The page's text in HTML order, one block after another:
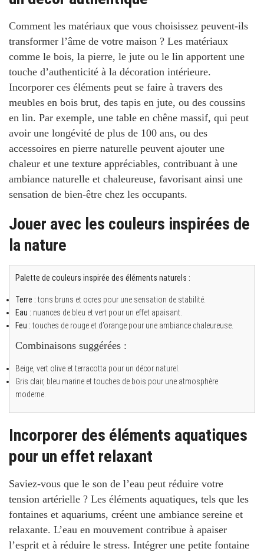
Comment les matériaux que vous choisissez peuvent-ils
transformer l’âme de votre maison ? Les matériaux
comme le bois, la pierre, le jute ou le lin apportent une
touche d’authenticité à la décoration intérieure.
Incorporer ces éléments peut se faire à travers des
meubles en bois brut, des tapis en jute, ou des coussins
en lin. Par exemple, une table en chêne massif, qui peut
avoir une longévité de plus de 100 ans, ou des
accessoires en pierre naturelle peuvent ajouter une
chaleur et une texture appréciables, contribuant à une
ambiance naturelle et chaleureuse, favorisant ainsi une
sensation de bien-être chez les occupants.
Jouer avec les couleurs inspirées de
la nature
Palette de couleurs inspirée des éléments naturels :
Terre : tons bruns et ocres pour une sensation de stabilité.
Eau : nuances de bleu et vert pour un effet apaisant.
Feu : touches de rouge et d’orange pour une ambiance chaleureuse.
Combinaisons suggérées :
Beige, vert olive et terracotta pour un décor naturel.
Gris clair, bleu marine et touches de bois pour une atmosphère
moderne.
Incorporer des éléments aquatiques
pour un effet relaxant
Saviez-vous que le son de l’eau peut réduire votre
tension artérielle ? Les éléments aquatiques, tels que les
fontaines et aquariums, créent une ambiance sereine et
relaxante. L’eau en mouvement contribue à apaiser
l’esprit et à réduire le stress. Intégrer une petite fontaine